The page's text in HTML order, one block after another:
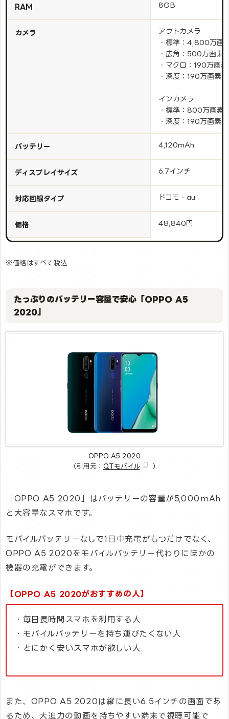
RAM 8GB
カメラ
アウトカメラ
・標準：4,800万画
・広角：500万画素
・マクロ：190万画素
・深度：190万画素
インカメラ
・標準：800万画素
・深度：190万画素
バッテリー 4,120mAh
ディスプレイサイズ 6.7インチ
対応回線タイプ ドコモ・au
価格 48,840円
※価格はすべて税込
たっぷりのバッテリー容量で安心「OPPO A5
2020」
OPPO A5 2020
（引用元： QTモバイル ）
「OPPO A5 2020」はバッテリーの容量が5,000mAh
と大容量なスマホです。
モバイルバッテリーなしで1日中充電がもつだけでなく、
OPPO A5 2020をモバイルバッテリー代わりにほかの
機器の充電ができます。
【OPPO A5 2020がおすすめの人】
・毎日長時間スマホを利用する人
・モバイルバッテリーを持ち運びたくない人
・とにかく安いスマホが欲しい人
また、OPPO A5 2020は縦に長い6.5インチの画面であ
るため、大迫力の動画を持ちやすい端末で視聴可能で